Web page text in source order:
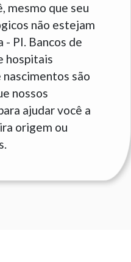
mesmo que seu
não estejam
- PI. Bancos de
hospitais
nascimentos são
nossos
ajudar você a
origem ou